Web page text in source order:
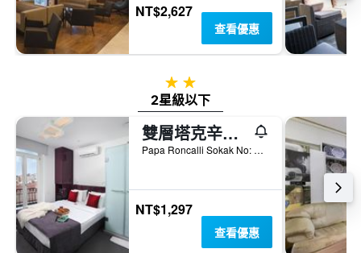
NT$2,627
查看優惠
2星級
2星級以下
雙層塔克辛旅館 - 伊斯坦堡
Papa Roncalli Sokak No: 34, 伊斯坦堡, 土耳其
NT$1,297
查看優惠